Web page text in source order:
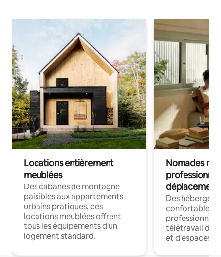
Locations entièrement
meublées
Des cabanes de montagne
paisibles aux appartements
urbains pratiques, ces
locations meublées offrent
tous les équipements d'un
logement standard.
Nomades
déplacement
Des
confortables
professionnels
télétravail
et d'espaces